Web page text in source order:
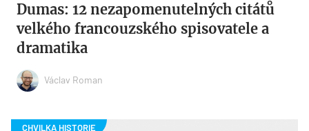
Dumas: 12 nezapomenutelných citátů
velkého francouzského spisovatele a
dramatika
Václav Roman